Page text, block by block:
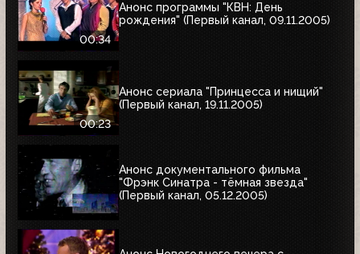
00:34
Анонс программы "КВН: День
рождения" (Первый канал, 09.11.2005)
00:23
Анонс сериала "Принцесса и нищий"
(Первый канал, 19.11.2005)
Анонс документального фильма
"Фрэнк Синатра - тёмная звезда"
(Первый канал, 05.12.2005)